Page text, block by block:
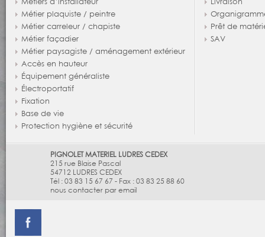
Métier plaquiste / peintre
Métier carreleur / chapiste
Métier façadier
Métier paysagiste / aménagement extérieur
Accès en hauteur
Équipement généraliste
Électroportatif
Fixation
Base de vie
Protection hygiène et sécurité
Prêt de
SAV
PIGNOLET MATERIEL LUDRES CEDEX
215 rue Blaise Pascal
54712 LUDRES CEDEX
Tél : 03 83 15 67 67 - Fax : 03 83 25 88 60
nous contacter par email